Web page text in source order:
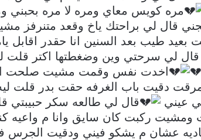
مره كويس معاي ومره لا مره بحبني
قال لي براحتك ياخ وقعد
طيب بعد السنين انا حقدر اقابل
لي سرحتي وين وضغطتها اكتر قلت
اخدت نفس وقمت مشيت صلحت
دقيت باب الغرفه حقت بدر قلت
عيني
قال لي طالعه سكر حبيبتي
ركبت كان سايق وانا م واعيه
عشان م يشكو فيني ودقيت